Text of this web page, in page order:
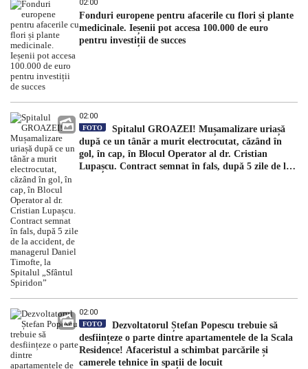
02:00
Fonduri europene pentru afacerile cu flori și plante
medicinale. Ieșenii pot accesa 100.000 de euro
pentru investiții de succes
02:00
FOTO
Spitalul GROAZEI! Mușamalizare uriașă
după ce un tânăr a murit electrocutat, căzând în
gol, în cap, în Blocul Operator al dr. Cristian
Lupașcu. Contract semnat în fals, după 5 zile de la
02:00
FOTO
Dezvoltatorul Ștefan Popescu trebuie să
desființeze o parte dintre apartamentele de la Scala
Residence! Afaceristul a schimbat parcările și
camerele tehnice în spații de locuit